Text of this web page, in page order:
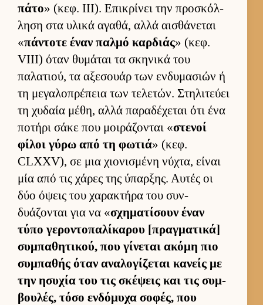
πάτο» (κεφ. III). Επικρίνει την προσκόλ­
ληση στα υλικά αγαθά, αλλά αι­σθάνεται
«πάντοτε έναν παλμό καρ­διάς» (κεφ.
VIII) όταν θυμάται τα σκηνικά του
παλατιού, τα αξεσουάρ των εν­δυμασιών ή
τη μεγαλοπρέπεια των τελετών. Στηλιτεύει
τη χυδαία μέθη, αλλά παραδέχεται ότι ένα
ποτήρι σάκε που μοι­ράζονται «στενοί
φίλοι γύρω από τη φωτιά» (κεφ.
CLXXV), σε μια χιο­νισμένη νύχτα, εί­ναι
μία από τις χάρες της ύπαρ­ξης. Αυ­τές οι
δύο όψεις του χαρακτήρα του συν­
δυάζονται για να «σχηματίσουν έναν
τύπο γεροντοπαλίκαρου [πραγ­ματικά]
συμπαθητικού, που γίνεται ακόμη πιο
συμπαθής όταν αναλογίζεται κανείς με
την ησυχία του τις σκέψεις και τις συμ­
βου­λές, τόσο εν­δόμυχα σοφές, που